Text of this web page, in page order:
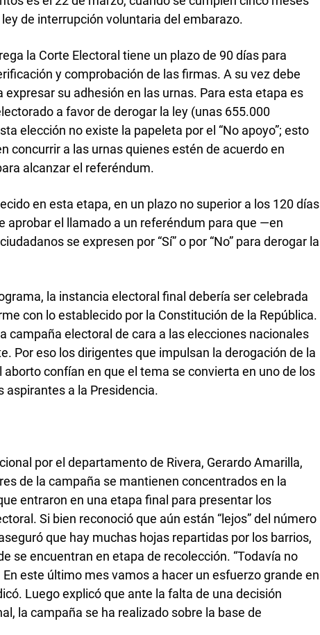
de interrupción voluntaria del embarazo.
la Corte Electoral tiene un plazo de 90 días para
y comprobación de las firmas. A su vez debe
expresar su adhesión en las urnas. Para esta etapa es
a favor de derogar la ley (unas 655.000
elección no existe la papeleta por el “No apoyo”; esto
concurrir a las urnas quienes estén de acuerdo en
alcanzar el referéndum.
en esta etapa, en un plazo no superior a los 120 días
aprobar el llamado a un referéndum para que —en
se expresen por “Sí” o por “No” para derogar la
la instancia electoral final debería ser celebrada
con lo establecido por la Constitución de la República.
campaña electoral de cara a las elecciones nacionales
Por eso los dirigentes que impulsan la derogación de la
confían en que el tema se convierta en uno de los
aspirantes a la Presidencia.
por el departamento de Rivera, Gerardo Amarilla,
de la campaña se mantienen concentrados en la
entraron en una etapa final para presentar los
Si bien reconoció que aún están “lejos” del número
que hay muchas hojas repartidas por los barrios,
se encuentran en etapa de recolección. “Todavía no
este último mes vamos a hacer un esfuerzo grande en
Luego explicó que ante la falta de una decisión
la campaña se ha realizado sobre la base de